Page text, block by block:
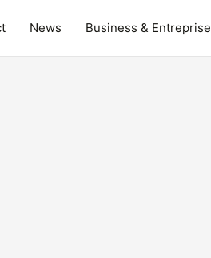
News Business & Entreprise